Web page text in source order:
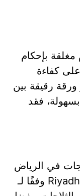
مغلقة بإحكام
كفاءة
ورقة رقيقة بين
فقد
في الرياض
وفقًا لـ RiyadhFixit الخيار المثالي لكل من يبحث